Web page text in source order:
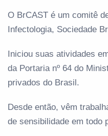
O BrCAST é um comitê
Infectologia, Sociedade
Iniciou suas atividades
da Portaria nº 64 do
privados do Brasil.
Desde então, vêm
de sensibilidade em todo